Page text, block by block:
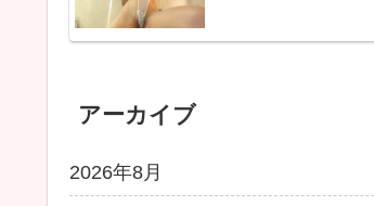
アーカイブ
2026年8月